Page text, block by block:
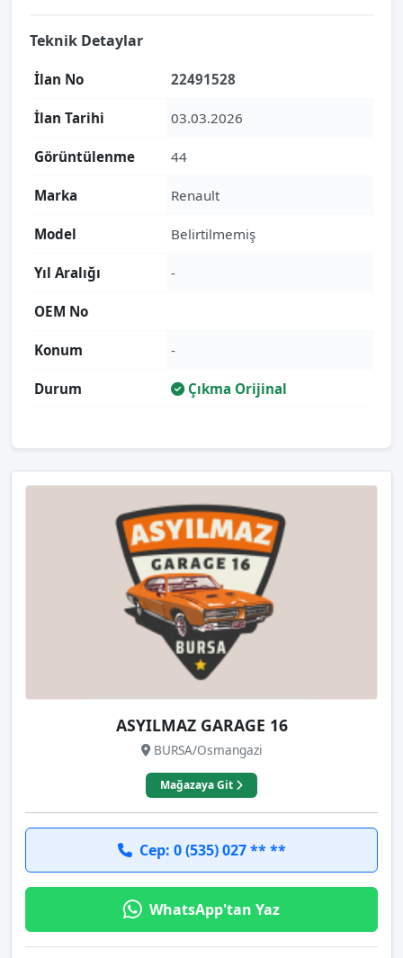
Teknik Detaylar
İlan No 22491528
İlan Tarihi 03.03.2026
Görüntülenme 44
Marka Renault
Model Belirtilmemiş
Yıl Aralığı -
OEM No
Konum -
Durum Çıkma Orijinal
ASYILMAZ GARAGE 16
BURSA/Osmangazi
Mağazaya Git
Cep: 0 (535) 027 ** **
WhatsApp'tan Yaz